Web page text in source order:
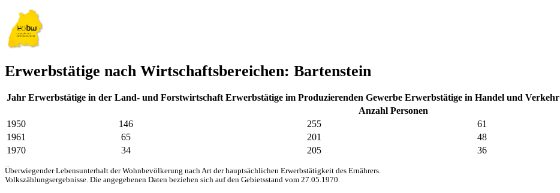
Erwerbstätige nach Wirtschaftsbereichen: Bartenstein
Jahr Erwerbstätige in der Land- und Forstwirtschaft Erwerbstätige im Produzierenden Gewerbe Erwerbstätige in Handel und Verkehr
Anzahl Personen
1950
146 255 61
1961
65 201 48
1970
34 205 36
Überwiegender Lebensunterhalt der Wohnbevölkerung nach Art der hauptsächlichen Erwerbstätigkeit des Ernährers.
Volkszählungsergebnisse. Die angegebenen Daten beziehen sich auf den Gebietsstand vom 27.05.1970.